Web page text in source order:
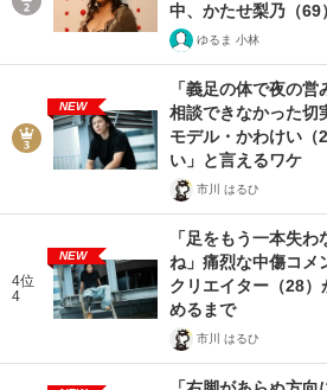
中、かたせ梨乃（69
ゆるま 小林
NEW
「義足の体で夜の
相談できなかった
モデル・かわけい（
い」と言えるワケ
市川 はるひ
4位
4
NEW
「足をもう一本失
ね」痛烈な中傷コ
クリエイター（28
めるまで
市川 はるひ